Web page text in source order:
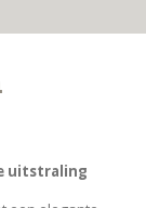
uitstraling